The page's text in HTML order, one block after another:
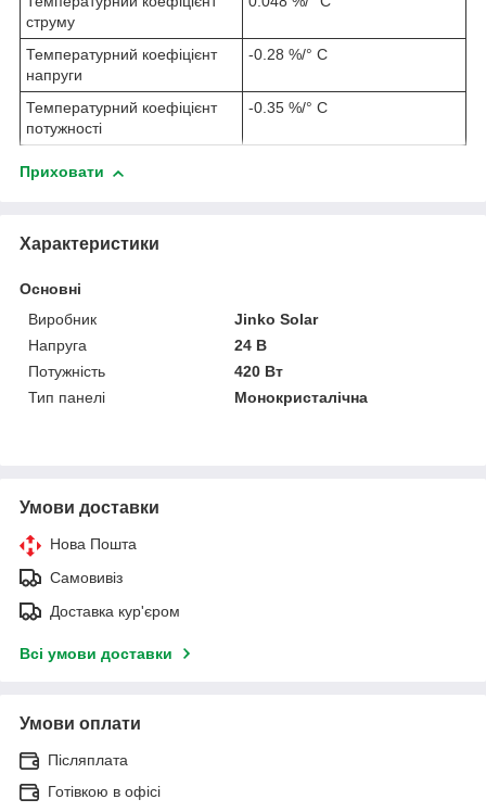
струму
Температурний коефіцієнт
напруги
-0.28 %/° С
Температурний коефіцієнт
потужності
-0.35 %/° С
Приховати
Характеристики
Основні
Виробник
Jinko Solar
Напруга
24 В
Потужність
420 Вт
Тип панелі
Монокристалічна
Умови доставки
Нова Пошта
Самовивіз
Доставка кур'єром
Всі умови доставки
Умови оплати
Післяплата
Готівкою в офісі